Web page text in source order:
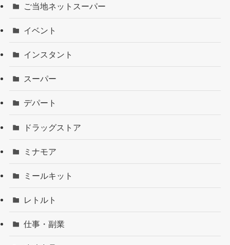
ご当地ネットスーパー
イベント
インスタント
スーパー
デパート
ドラッグストア
ミナモア
ミールキット
レトルト
仕事・副業